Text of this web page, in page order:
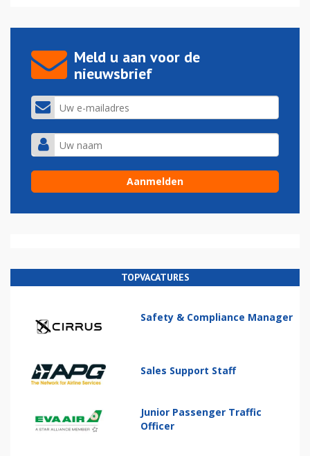
Meld u aan voor de
nieuwsbrief
TOPVACATURES
Safety & Compliance Manager
Sales Support Staff
Junior Passenger Traffic
Officer